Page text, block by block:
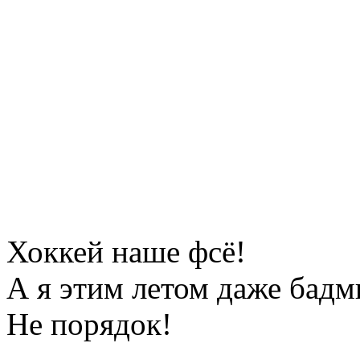
Хоккей наше фсё!
А я этим летом даже
Не порядок!